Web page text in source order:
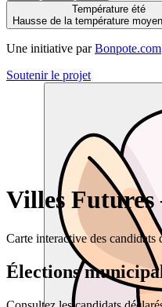
Température été
Hausse de la température
Une initiative par Bonpote.com
Soutenir le projet
Villes
Carte interactive des candidats
Élections